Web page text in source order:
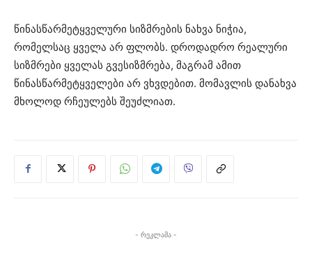
წინასწარმეტყველური სიზმრების ნახვა ნიჭია,
რომელსაც ყველა არ ფლობს. დროდადრო რეალური
სიზმრები ყველას გვესიზმრება, მაგრამ ამით
წინასწარმეტყველები არ ვხვდებით. მომავლის დანახვა
მხოლოდ რჩეულებს შეუძლიათ.
- რეკლამა -